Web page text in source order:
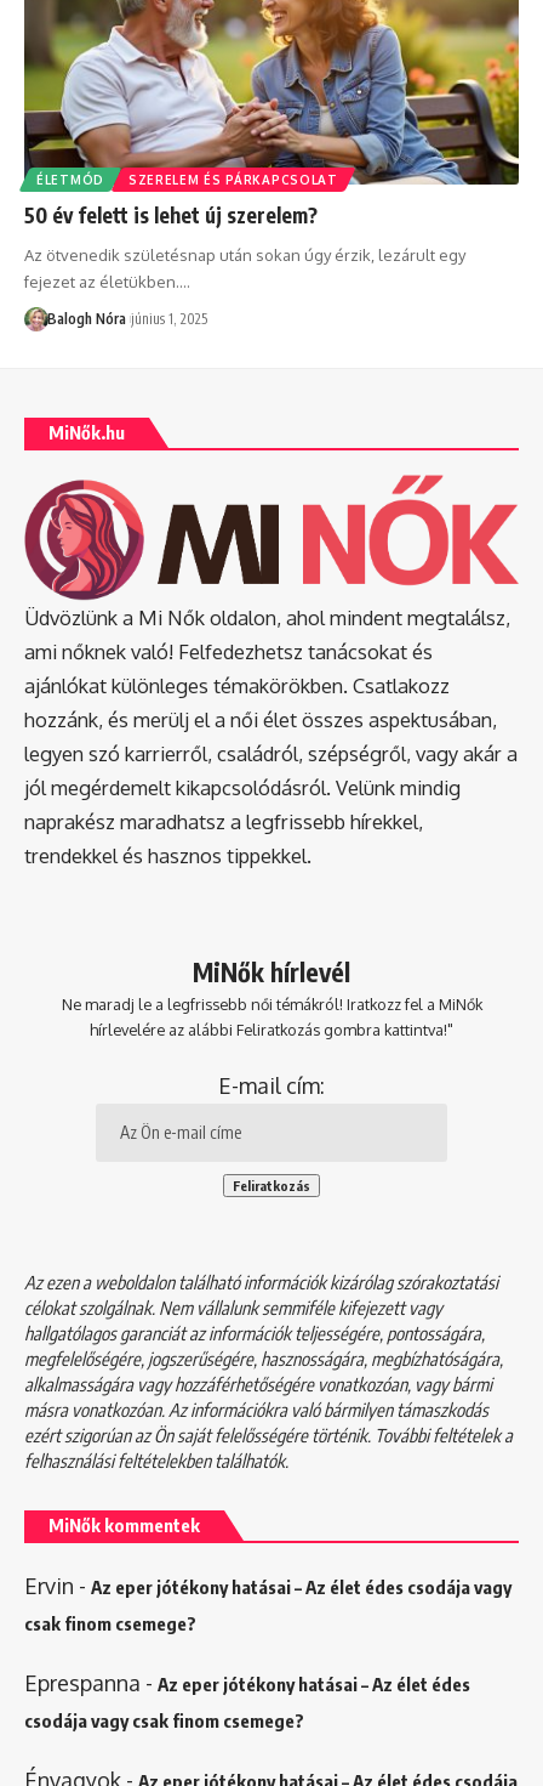
ÉLETMÓD SZERELEM ÉS PÁRKAPCSOLAT
50 év felett is lehet új szerelem?
Az ötvenedik születésnap után sokan úgy érzik, lezárult egy
fejezet az életükben.…
Balogh Nóra június 1, 2025
MiNők.hu
Üdvözlünk a Mi Nők oldalon, ahol mindent megtalálsz,
ami nőknek való! Felfedezhetsz tanácsokat és
ajánlókat különleges témakörökben. Csatlakozz
hozzánk, és merülj el a női élet összes aspektusában,
legyen szó karrierről, családról, szépségről, vagy akár a
jól megérdemelt kikapcsolódásról. Velünk mindig
naprakész maradhatsz a legfrissebb hírekkel,
trendekkel és hasznos tippekkel.
MiNők hírlevél
Ne maradj le a legfrissebb női témákról! Iratkozz fel a MiNők
hírlevelére az alábbi Feliratkozás gombra kattintva!"
E-mail cím:
Az ezen a weboldalon található információk kizárólag szórakoztatási
célokat szolgálnak. Nem vállalunk semmiféle kifejezett vagy
hallgatólagos garanciát az információk teljességére, pontosságára,
megfelelőségére, jogszerűségére, hasznosságára, megbízhatóságára,
alkalmasságára vagy hozzáférhetőségére vonatkozóan, vagy bármi
másra vonatkozóan. Az információkra való bármilyen támaszkodás
ezért szigorúan az Ön saját felelősségére történik. További feltételek a
felhasználási feltételekbentalálhatók.
MiNők kommentek
Ervin - Az eper jótékony hatásai – Az élet édes csodája vagy
csak finom csemege?
Eprespanna - Az eper jótékony hatásai – Az élet édes
csodája vagy csak finom csemege?
Énvagyok - Az eper jótékony hatásai – Az élet édes csodája